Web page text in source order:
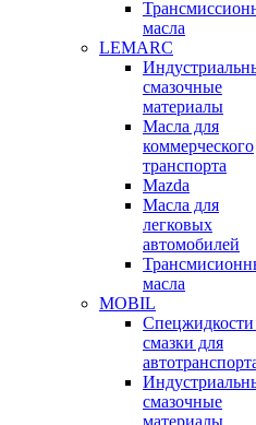
масла
LEMARC
смазочные
материалы
Масла для
коммерческого
транспорта
Mazda
Масла для
легковых
автомобилей
масла
MOBIL
смазки для
смазочные
материалы